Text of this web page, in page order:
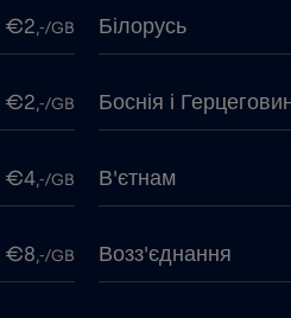
€2,-/GB Білорусь
€2,-/GB Боснія і
€4,-/GB В'єтнам
€8,-/GB Возз'єднання